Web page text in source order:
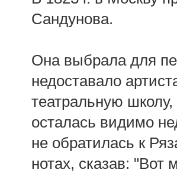
Сандунова.
Она выбрала для
недоставало
театральную
осталась видимо
не обратилась к
нотах, сказав: